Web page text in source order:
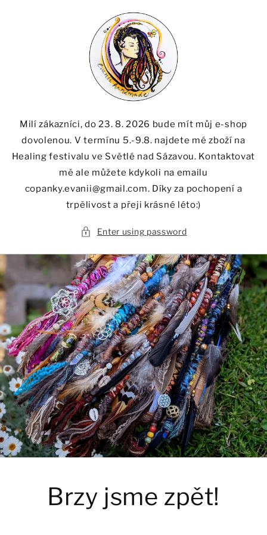
Milí zákazníci, do 23. 8. 2026 bude mít můj e-shop
dovolenou. V termínu 5.-9.8. najdete mé zboží na
Healing festivalu ve Světlé nad Sázavou. Kontaktovat
mě ale můžete kdykoli na emailu
copanky.evanii@gmail.com. Díky za pochopení a
trpělivost a přeji krásné léto:)
Enter using password
Brzy jsme zpět!